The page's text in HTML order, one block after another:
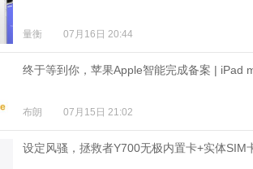
量衡 07月16日 20:44
终于等到你，苹果Apple智能完成备案 | iPad
布朗 07月15日 21:02
设定风骚，拯救者Y700无极内置卡+实体